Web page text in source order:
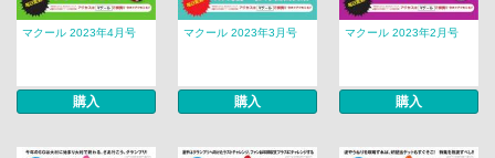
マクール 2023年4月号
購入
マクール 2023年3月号
購入
マクール 2023年2月号
購入